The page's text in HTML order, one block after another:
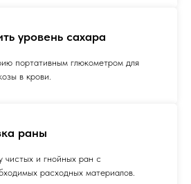
уровень сахара
портативным глюкометром для
в крови.
раны
чистых и гнойных ран с
расходных материалов.